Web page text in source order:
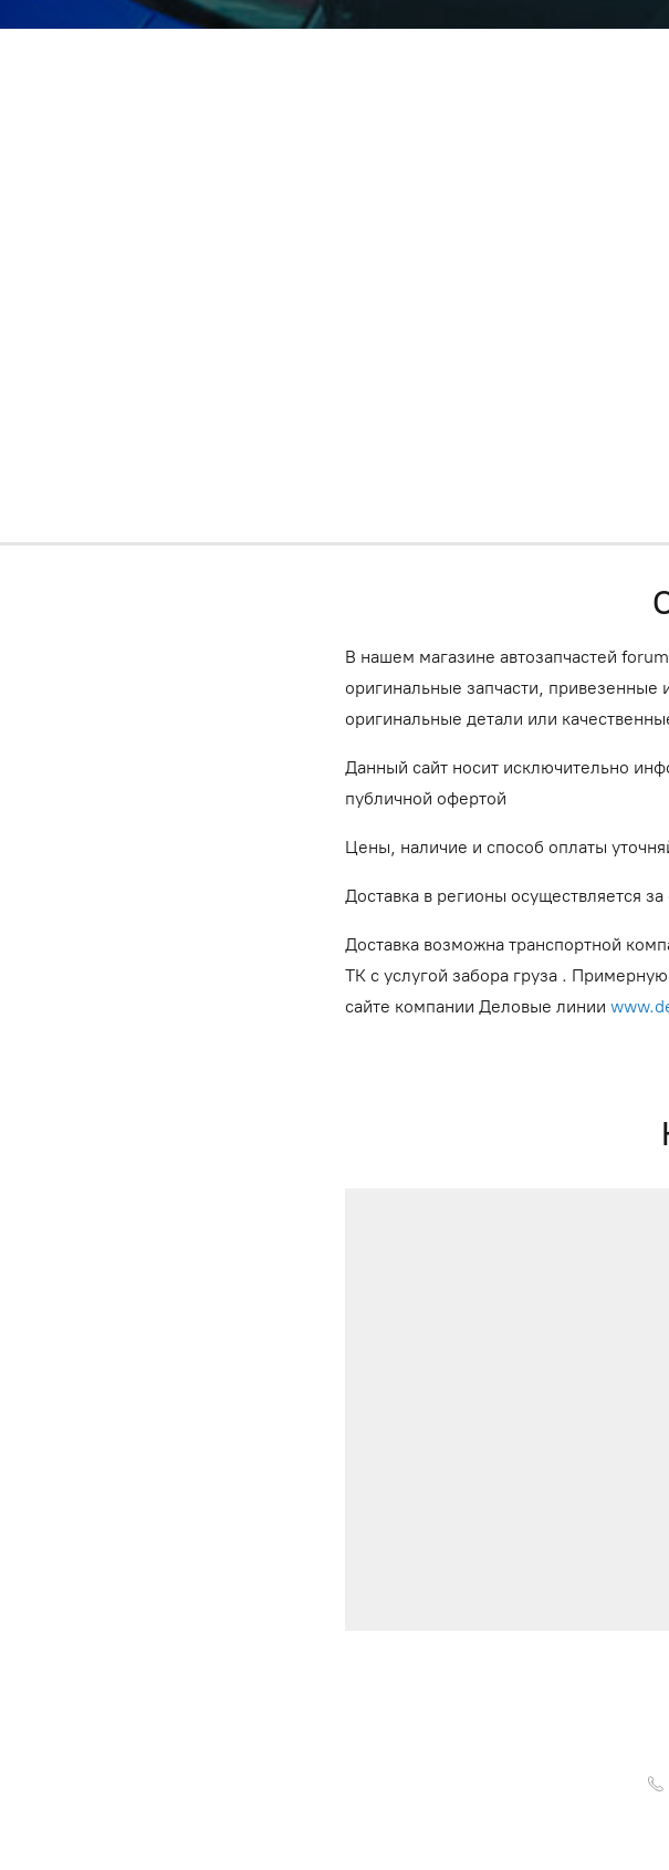
В нашем магазине автозапчастей
оригинальные запчасти, привезенные
оригинальные детали или
Данный сайт носит исключительно
публичной офертой
Цены, наличие и способ оплаты
Доставка в регионы осуществляется за
Доставка возможна транспортной
ТК с услугой забора груза .
сайте компании Деловые линии